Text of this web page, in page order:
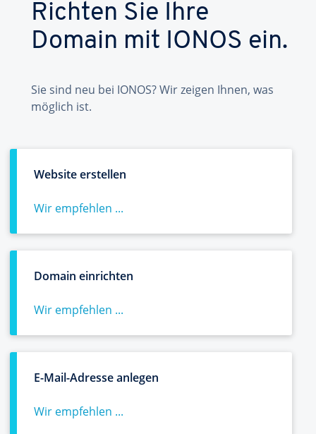
Richten Sie Ihre
Domain mit IONOS ein.
Sie sind neu bei IONOS? Wir zeigen Ihnen, was
möglich ist.
Website erstellen
Wir empfehlen ...
Domain einrichten
Wir empfehlen ...
E-Mail-Adresse anlegen
Wir empfehlen ...